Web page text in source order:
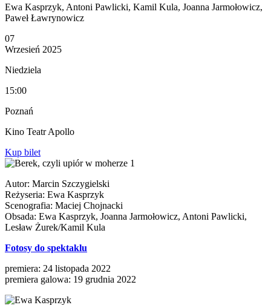
Ewa Kasprzyk, Antoni Pawlicki, Kamil Kula, Joanna Jarmołowicz,
Paweł Ławrynowicz
07
Wrzesień 2025
Niedziela
15:00
Poznań
Kino Teatr Apollo
Kup bilet
Autor: Marcin Szczygielski
Reżyseria: Ewa Kasprzyk
Scenografia: Maciej Chojnacki
Obsada: Ewa Kasprzyk, Joanna Jarmołowicz, Antoni Pawlicki,
Lesław Żurek/Kamil Kula
Fotosy do spektaklu
premiera: 24 listopada 2022
premiera galowa: 19 grudnia 2022